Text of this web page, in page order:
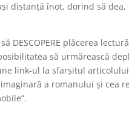
distanţă înot, dorind să
DESCOPERE plăcerea
să urmărească
link-ul la sfarşitul
a romanului şi cea